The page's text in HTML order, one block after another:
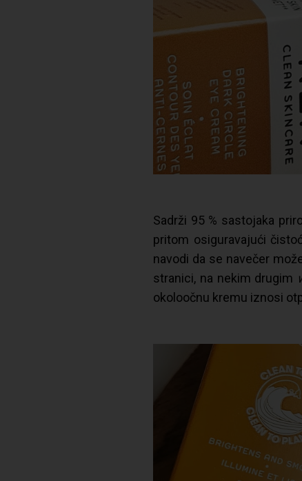
Sadrži 95 % sastojaka
pritom osiguravajući
navodi da se navečer
stranici, na nekim drugim
okoloočnu kremu iznosi